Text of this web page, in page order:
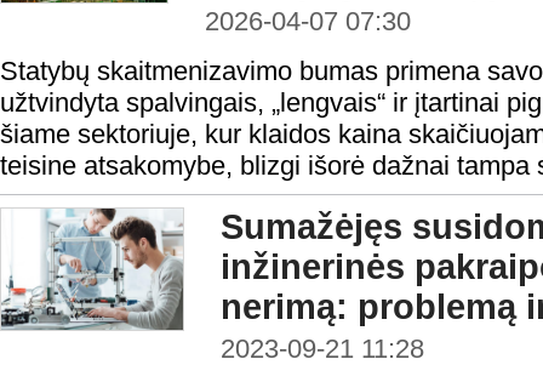
2026-04-07 07:30
Statybų skaitmenizavimo bumas primena
užtvindyta spalvingais, „lengvais“ ir įtartinai
šiame sektoriuje, kur klaidos kaina
teisine atsakomybe, blizgi išorė dažnai tampa
Sumažėjęs
inžinerinės
nerimą: problemą
2023-09-21 11:28